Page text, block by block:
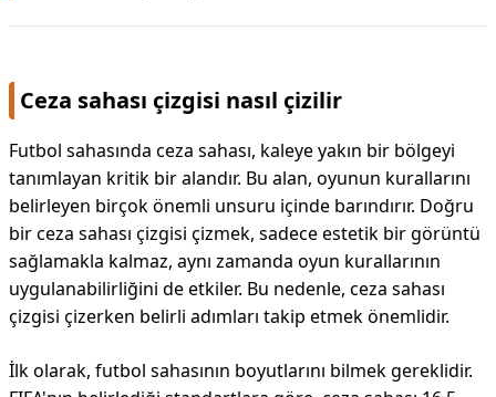
Ceza sahası çizgisi nasıl çizilir
Futbol sahasında ceza sahası, kaleye yakın bir bölgeyi
tanımlayan kritik bir alandır. Bu alan, oyunun kurallarını
belirleyen birçok önemli unsuru içinde barındırır. Doğru
bir ceza sahası çizgisi çizmek, sadece estetik bir görüntü
sağlamakla kalmaz, aynı zamanda oyun kurallarının
uygulanabilirliğini de etkiler. Bu nedenle, ceza sahası
çizgisi çizerken belirli adımları takip etmek önemlidir.
İlk olarak, futbol sahasının boyutlarını bilmek gereklidir.